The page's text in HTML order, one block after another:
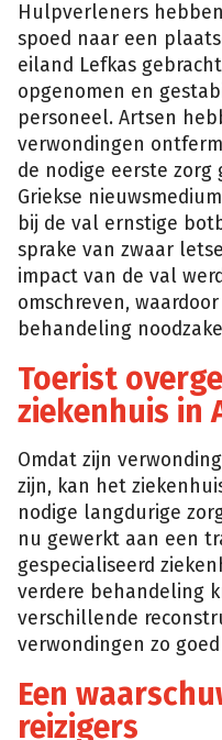
Hulpverleners
spoed naar een
eiland Lefkas
opgenomen en
personeel. Artsen
verwondingen
de nodige eerste zorg
Griekse nieuwsmedium
bij de val ernstige
sprake van zwaar
impact van de val
omschreven,
behandeling
Toerist
ziekenhuis in
Omdat zijn
zijn, kan het
nodige langdurige
nu gewerkt aan een
gespecialiseerd
verdere behandeling
verschillende
verwondingen zo
Een
reizigers